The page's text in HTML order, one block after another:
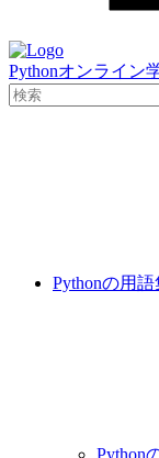
Pythonオンライン
Pythonの用語
Python